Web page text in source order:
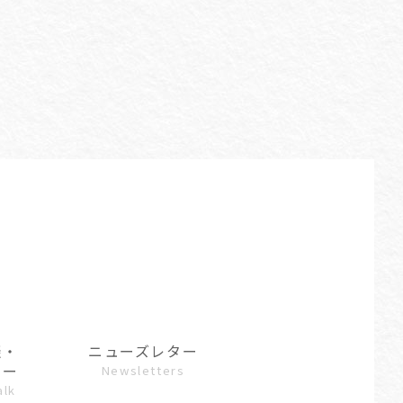
ニューズレター
Newsletters